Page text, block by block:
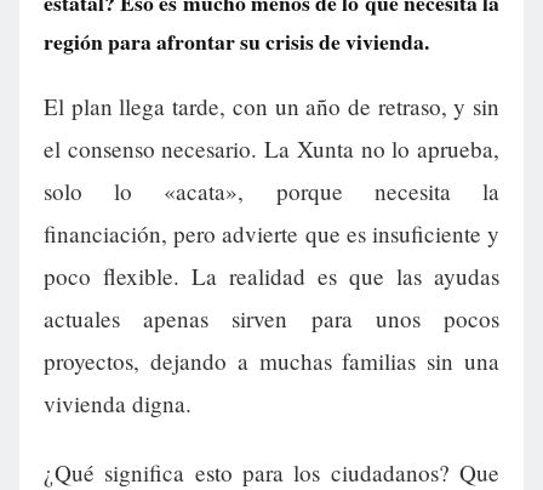
región para afrontar su crisis de vivienda.
El plan llega tarde, con un año de retraso, y sin
el consenso necesario. La Xunta no lo aprueba,
solo lo «acata», porque necesita la
financiación, pero advierte que es insuficiente y
poco flexible. La realidad es que las ayudas
actuales apenas sirven para unos pocos
proyectos, dejando a muchas familias sin una
vivienda digna.
¿Qué significa esto para los ciudadanos? Que